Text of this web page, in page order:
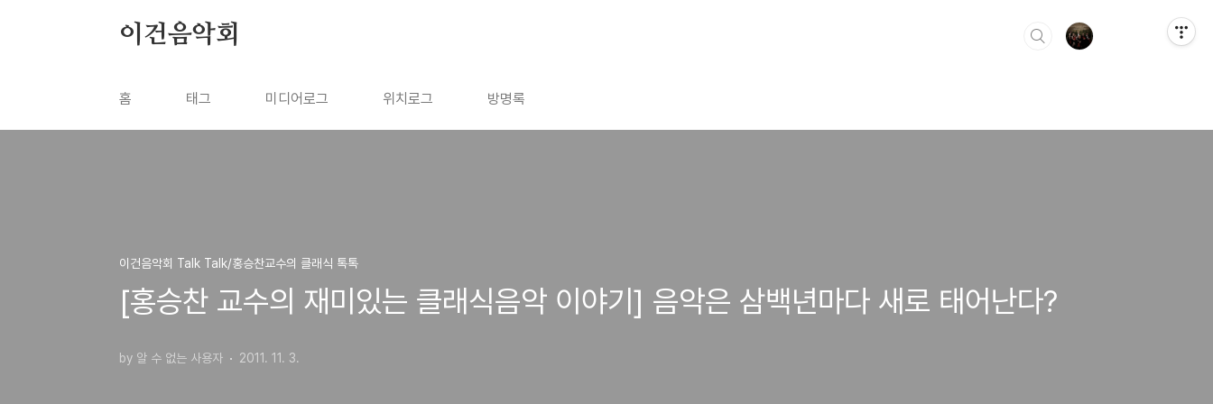
이건음악회
홈 태그 미디어로그 위치로그 방명록
이건음악회 Talk Talk/홍승찬교수의 클래식 톡톡
[홍승찬 교수의 재미있는 클래식음악 이야기] 음악은 삼백년마다 새로 태어난다?
by 알 수 없는 사용자 2011. 11. 3.